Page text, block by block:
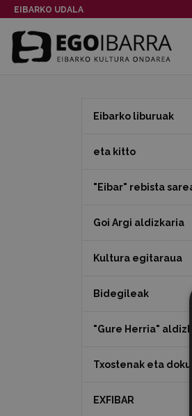
EIBARKO UDALA
Eibarko liburuak
eta kitto
"Eibar" rebista
Goi Argi aldizkaria
Kultura egitaraua
Bidegileak
"Gure Herria"
Txostenak eta
EXFIBAR